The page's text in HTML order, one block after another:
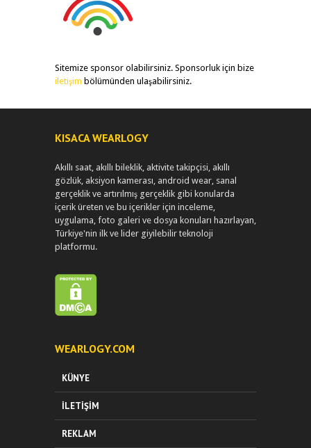
Sitemize sponsor olabilirsiniz. Sponsorluk için bize
iletişim bölümünden ulaşabilirsiniz.
KISACA WEARLOGY
Akıllı saat, akıllı bileklik, aktivite takipçisi, akıllı
gözlük, aksiyon kamerası, android wear, sanal
gerçeklik ve artırılmış gerçeklik gibi konularda
içerik üreten ve bu içerikler için inceleme,
uygulama, foto galeri ve dosya konuları hazırlayan,
Türkiye'nin ilk ve lider giyilebilir teknoloji
platformu.
WEARLOGY.COM
KÜNYE
İLETIŞIM
REKLAM